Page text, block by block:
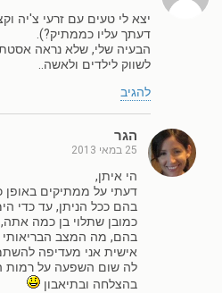
יצא לי טעים עם זרעי צ'יה
דעתך עליו כממתיק?).
הבעיה שלי, שלא נראה
לשווק לילדים ולאשה..
להגיב
הגר
25 במאי 2013
הי איתן,
דעתי על ממתיקים באופן
בהם ככל הניתן, עד כדי
כמובן שתלוי בן כמה
בהם, מה המצב הבריאותי
אישית אני מעדיפה
לה שום השפעה על רמות
בהצלחה ובתיאבון